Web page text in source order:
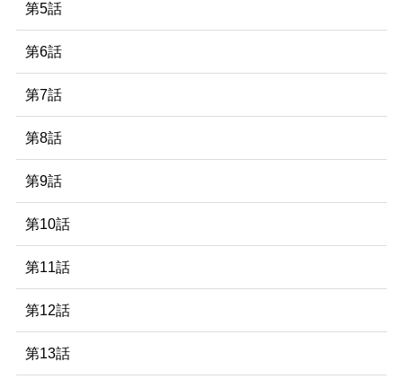
第5話
第6話
第7話
第8話
第9話
第10話
第11話
第12話
第13話